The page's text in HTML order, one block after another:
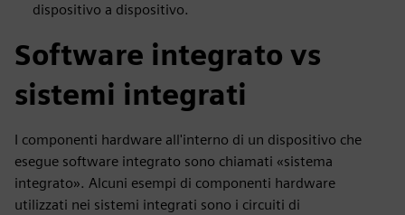
dispositivo a dispositivo.
Software integrato vs
sistemi integrati
I componenti hardware all'interno di un dispositivo che
esegue software integrato sono chiamati «sistema
integrato». Alcuni esempi di componenti hardware
utilizzati nei sistemi integrati sono i circuiti di